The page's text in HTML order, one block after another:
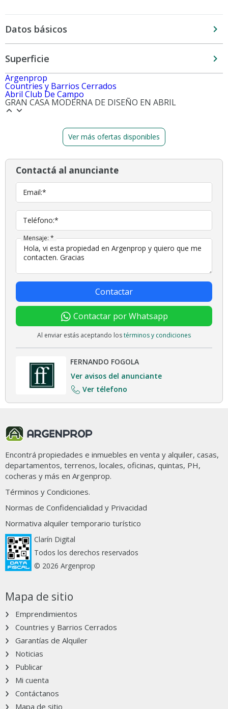
Datos básicos
Superficie
Argenprop
Countries y Barrios Cerrados
Abril Club De Campo
GRAN CASA MODERNA DE DISEÑO EN ABRIL
Ver más ofertas disponibles
Contactá al anunciante
Email:*
Teléfono:*
Mensaje: *
Contactar
Contactar por Whatsapp
Al enviar estás aceptando lostérminos y condiciones
FERNANDO FOGOLA
Ver avisos del anunciante
Ver télefono
Encontrá propiedades e inmuebles en venta y alquiler, casas,
departamentos, terrenos, locales, oficinas, quintas, PH,
cocheras y más en Argenprop.
Términos y Condiciones.
Normas de Confidencialidad y Privacidad
Normativa alquiler temporario turístico
Clarín Digital
Todos los derechos reservados
© 2026 Argenprop
Mapa de sitio
Emprendimientos
Countries y Barrios Cerrados
Garantías de Alquiler
Noticias
Publicar
Mi cuenta
Contáctanos
Mapa de sitio